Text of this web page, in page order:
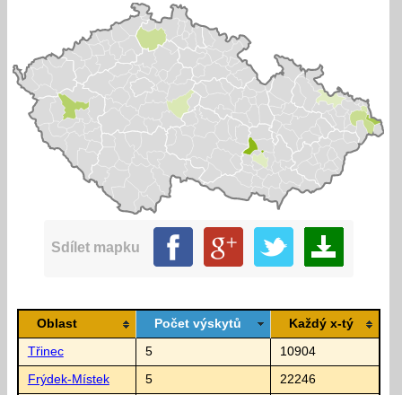
Sdílet mapku
Oblast Počet výskytů Každý x-tý
Třinec 5 10904
Frýdek-Místek 5 22246